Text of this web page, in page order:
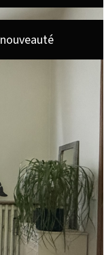
nouveauté